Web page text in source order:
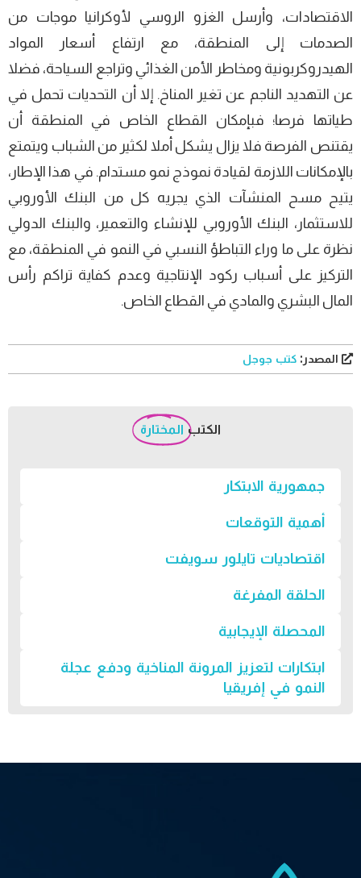
الاقتصادات، وأرسل الغزو الروسي لأوكرانيا موجات من
الصدمات إلى المنطقة، مع ارتفاع أسعار المواد
الهيدروكربونية ومخاطر الأمن الغذائي وتراجع السياحة، فضلا
عن التهديد الناجم عن تغير المناخ. إلا أن التحديات تحمل في
طياتها فرصا؛ فبإمكان القطاع الخاص في المنطقة أن
يقتنص الفرصة فلا يزال يشكل أملا لكثير من الشباب ويتمتع
بالإمكانات اللازمة لقيادة نموذج نمو مستدام. في هذا الإطار،
يتيح مسح المنشآت الذي يجريه كل من البنك الأوروبي
للاستثمار، البنك الأوروبي للإنشاء والتعمير، والبنك الدولي
نظرة على ما وراء التباطؤ النسبي في النمو في المنطقة، مع
التركيز على أسباب ركود الإنتاجية وعدم كفاية تراكم رأس
المال البشري والمادي في القطاع الخاص.
المصدر: كتب جوجل
الكتب المختارة
جمهورية الابتكار
أهمية التوقعات
اقتصاديات تايلور سويفت
الحلقة المفرغة
المحصلة الإيجابية
ابتكارات لتعزيز المرونة المناخية ودفع عجلة
النمو في إفريقيا